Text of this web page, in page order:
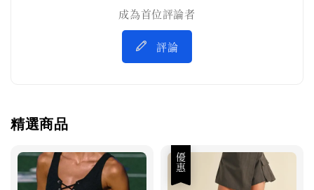
成為首位評論者
評論
精選商品
優惠